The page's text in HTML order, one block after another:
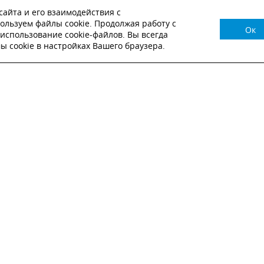
НУЖНА КОНСУЛЬТАЦИЯ?
ЗАЯВКУ И НАШ МЕНЕДЖЕР СВЯЖЕТСЯ
и его взаимодействия с
файлы cookie. Продолжая работу с
cookie-файлов. Вы всегда
cookie в настройках Вашего браузера.
Ок